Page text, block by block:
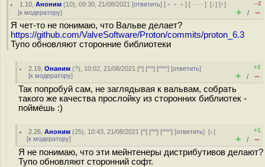
1.10 ,Аноним (10), 09:30, 21/08/2021 [ответить] [ ﹢﹢﹢] [ · · ·][↓] [↑]
[к модератору]
–2
+ / –
Я чет-то не понимаю, что Вальве делает?
https://github.com/ValveSoftware/Proton/commits/proton_6.3
Тупо обновляют сторонние библиотеки
2.19 ,Онаним (?), 10:02, 21/08/2021 [^] [^^] [^^^] [ответить]
[к модератору]
+2
+ / –
Так попробуй сам, не заглядывая к вальвам, собрать
такого же качества прослойку из сторонних библиотек -
поймёшь :)
2.26 ,Аноним (25), 10:43, 21/08/2021 [^] [^^] [^^^] [ответить][↓]
[к модератору]
+1
+ / –
Я не понимаю, что эти мейнтенеры дистрибутивов делают?
Тупо обновляют сторонний софт.